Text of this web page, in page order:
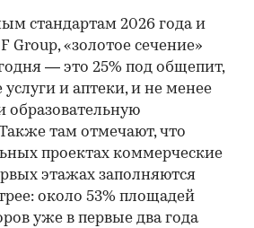
стандартам 2026 года и
Group, «золотое сечение»
— это 25% под общепит,
и аптеки, и не менее
образовательную
там отмечают, что
проектах коммерческие
этажах заполняются
около 53% площадей
уже в первые два года